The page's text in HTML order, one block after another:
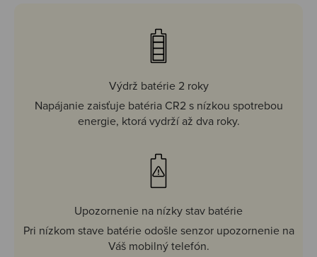
Výdrž batérie 2 roky
Napájanie zaisťuje batéria CR2 s nízkou spotrebou
energie, ktorá vydrží až dva roky.
Upozornenie na nízky stav batérie
Pri nízkom stave batérie odošle senzor upozornenie na
Váš mobilný telefón.